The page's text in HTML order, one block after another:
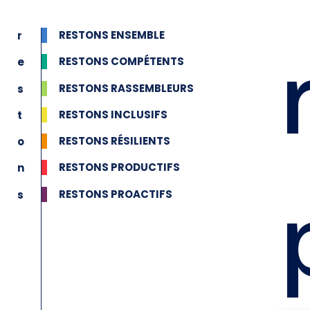
contenu
RESTONS ENSEMBLE
RESTONS COMPÉTENTS
RESTONS RASSEMBLEURS
RESTONS INCLUSIFS
RESTONS RÉSILIENTS
RESTONS PRODUCTIFS
RESTONS PROACTIFS